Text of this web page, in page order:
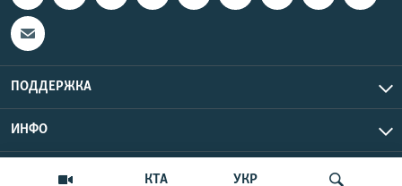
КТА УКР
ПОДДЕРЖКА
ИНФО
Copyright Крым.Реалии, 2026 | Все права защищены.
UTC+3